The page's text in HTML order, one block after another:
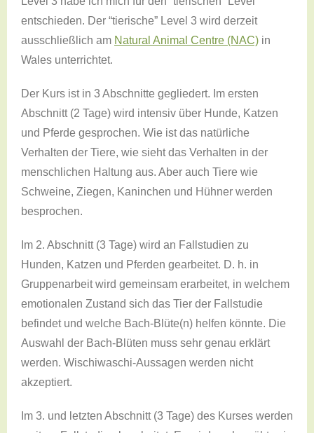
entschieden. Der “tierische” Level 3 wird derzeit
ausschließlich am Natural Animal Centre (NAC) in
Wales unterrichtet.
Der Kurs ist in 3 Abschnitte gegliedert. Im ersten
Abschnitt (2 Tage) wird intensiv über Hunde, Katzen
und Pferde gesprochen. Wie ist das natürliche
Verhalten der Tiere, wie sieht das Verhalten in der
menschlichen Haltung aus. Aber auch Tiere wie
Schweine, Ziegen, Kaninchen und Hühner werden
besprochen.
Im 2. Abschnitt (3 Tage) wird an Fallstudien zu
Hunden, Katzen und Pferden gearbeitet. D. h. in
Gruppenarbeit wird gemeinsam erarbeitet, in welchem
emotionalen Zustand sich das Tier der Fallstudie
befindet und welche Bach-Blüte(n) helfen könnte. Die
Auswahl der Bach-Blüten muss sehr genau erklärt
werden. Wischiwaschi-Aussagen werden nicht
akzeptiert.
Im 3. und letzten Abschnitt (3 Tage) des Kurses werden